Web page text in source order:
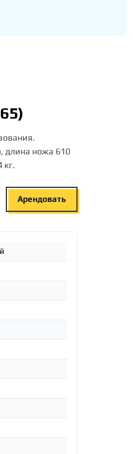
длина ножа 610
кг.
Арендовать